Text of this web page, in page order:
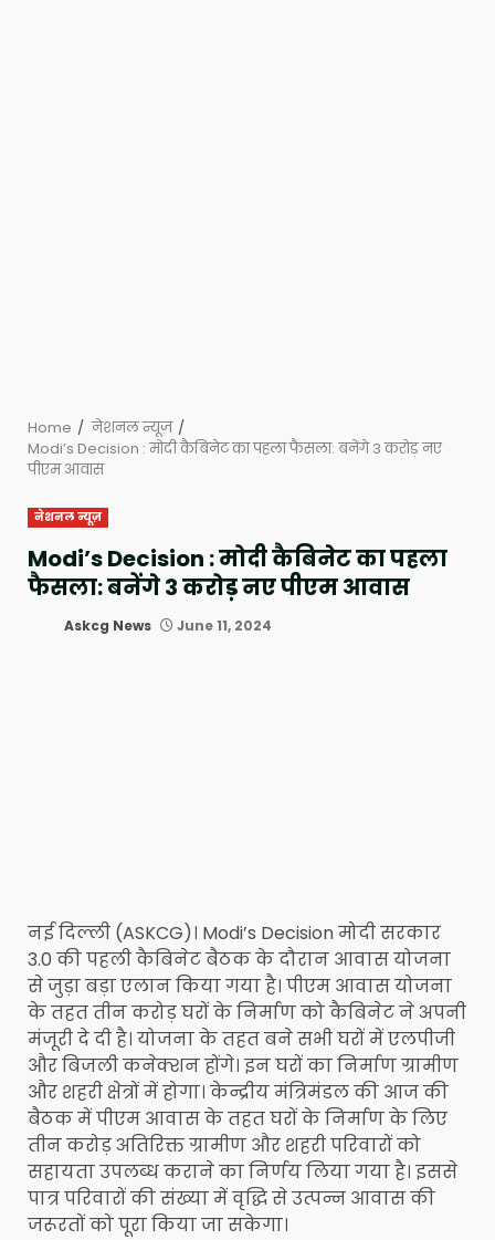
Home
नेशनल न्यूज़
Modi’s Decision : मोदी कैबिनेट का पहला फैसला: बनेंगे 3 करोड़ नए
पीएम आवास
नेशनल न्यूज़
Modi’s Decision : मोदी कैबिनेट का पहला
फैसला: बनेंगे 3 करोड़ नए पीएम आवास
Askcg News June 11, 2024
नई दिल्ली (ASKCG)। Modi’s Decision मोदी सरकार
3.0 की पहली कैबिनेट बैठक के दौरान आवास योजना
से जुड़ा बड़ा एलान किया गया है। पीएम आवास योजना
के तहत तीन करोड़ घरों के निर्माण को कैबिनेट ने अपनी
मंजूरी दे दी है। योजना के तहत बने सभी घरों में एलपीजी
और बिजली कनेक्शन होंगे। इन घरों का निर्माण ग्रामीण
और शहरी क्षेत्रों में होगा। केन्द्रीय मंत्रिमंडल की आज की
बैठक में पीएम आवास के तहत घरों के निर्माण के लिए
तीन करोड़ अतिरिक्त ग्रामीण और शहरी परिवारों को
सहायता उपलब्ध कराने का निर्णय लिया गया है। इससे
पात्र परिवारों की संख्या में वृद्धि से उत्पन्न आवास की
जरूरतों को पूरा किया जा सकेगा।